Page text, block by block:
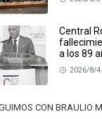
Central
a los 89
2026/8/4
CON BRAULIO